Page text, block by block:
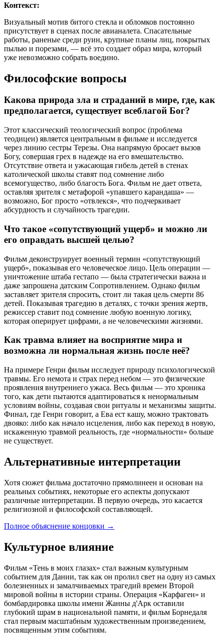
Контекст:
Визуальный мотив битого стекла и обломков постоянно
присутствует в сценах после авианалета. Спасательные
работы, раненые среди руин, крупные планы лиц, покрытых
пылью и порезами, — всё это создает образ мира, который
уже невозможно собрать воедино.
Философские вопросы
Какова природа зла и страданий в мире, где, как
предполагается, существует всеблагой Бог?
Этот классический теологический вопрос (проблема
теодицеи) является центральным в фильме и исследуется
через линию сестры Терезы. Она напрямую бросает вызов
Богу, совершая грех в надежде на его вмешательство.
Отсутствие ответа и ужасающая гибель детей в стенах
католической школы ставят под сомнение либо
всемогущество, либо благость Бога. Фильм не дает ответа,
оставляя зрителя с метафорой «упавшего карандаша» —
возможно, Бог просто «отвлекся», что подчеркивает
абсурдность и случайность трагедии.
Что такое «сопутствующий ущерб» и можно ли
его оправдать высшей целью?
Фильм деконструирует военный термин «сопутствующий
ущерб», показывая его человеческое лицо. Цель операции —
уничтожение штаба гестапо — была стратегически важна и
даже запрошена датским Сопротивлением. Однако фильм
заставляет зрителя спросить, стоит ли такая цель смерти 86
детей. Показывая трагедию в деталях, с точки зрения жертв,
режиссер ставит под сомнение любую военную логику,
которая оперирует цифрами, а не человеческими жизнями.
Как травма влияет на восприятие мира и
возможна ли нормальная жизнь после неё?
На примере Генри фильм исследует природу психологической
травмы. Его немота и страх перед небом — это физические
проявления внутреннего ужаса. Весь фильм — это хроника
того, как дети пытаются адаптироваться к ненормальным
условиям войны, создавая свои ритуалы и механизмы защиты.
Финал, где Генри говорит, а Ева ест кашу, можно трактовать
двояко: либо как начало исцеления, либо как переход в новую,
искаженную травмой реальность, где «нормальности» больше
не существует.
Альтернативные интерпретации
Хотя сюжет фильма достаточно прямолинеен и основан на
реальных событиях, некоторые его аспекты допускают
различные интерпретации. В первую очередь, это касается
религиозной и философской составляющей.
Полное объяснение концовки →
Культурное влияние
Фильм «Тень в моих глазах» стал важным культурным
событием для Дании, так как он пролил свет на одну из самых
болезненных и замалчиваемых трагедий времен Второй
мировой войны в истории страны. Операция «Карфаген» и
бомбардировка школы имени Жанны д'Арк оставили
глубокий шрам в национальной памяти, и фильм Борнедаля
стал первым масштабным художественным произведением,
посвященным этим событиям.